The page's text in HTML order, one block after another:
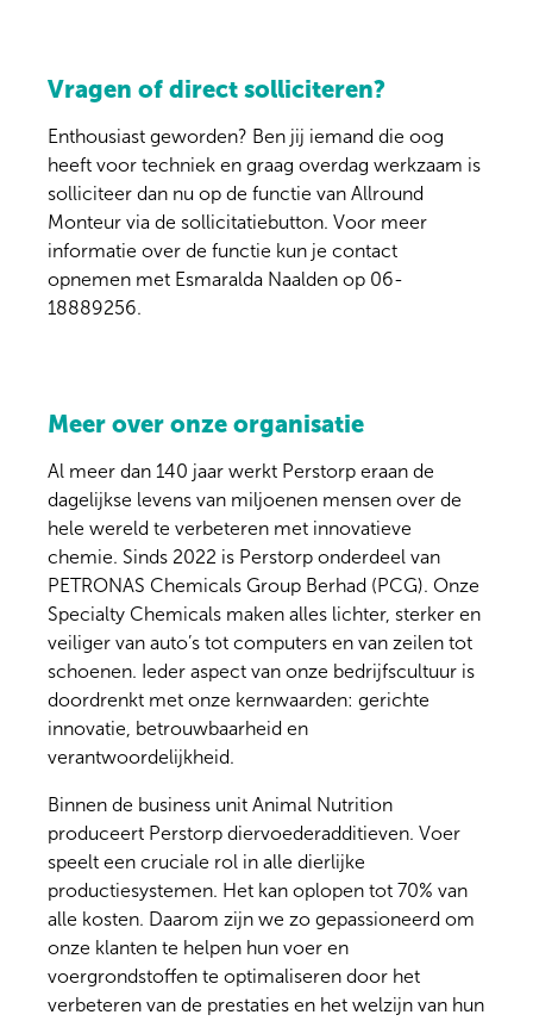
Vragen of direct solliciteren?
Enthousiast geworden? Ben jij iemand die oog
heeft voor techniek en graag overdag werkzaam is
solliciteer dan nu op de functie van Allround
Monteur via de sollicitatiebutton. Voor meer
informatie over de functie kun je contact
opnemen met Esmaralda Naalden op 06-
18889256.
Meer over onze organisatie
Al meer dan 140 jaar werkt Perstorp eraan de
dagelijkse levens van miljoenen mensen over de
hele wereld te verbeteren met innovatieve
chemie. Sinds 2022 is Perstorp onderdeel van
PETRONAS Chemicals Group Berhad (PCG). Onze
Specialty Chemicals maken alles lichter, sterker en
veiliger van auto’s tot computers en van zeilen tot
schoenen. Ieder aspect van onze bedrijfscultuur is
doordrenkt met onze kernwaarden: gerichte
innovatie, betrouwbaarheid en
verantwoordelijkheid.
Binnen de business unit Animal Nutrition
produceert Perstorp diervoederadditieven. Voer
speelt een cruciale rol in alle dierlijke
productiesystemen. Het kan oplopen tot 70% van
alle kosten. Daarom zijn we zo gepassioneerd om
onze klanten te helpen hun voer en
voergrondstoffen te optimaliseren door het
verbeteren van de prestaties en het welzijn van hun